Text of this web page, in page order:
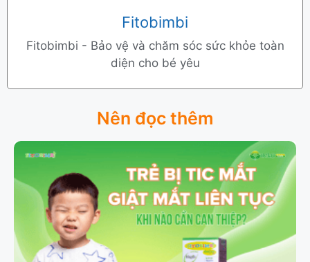
Fitobimbi
Fitobimbi - Bảo vệ và chăm sóc sức khỏe toàn
diện cho bé yêu
Nên đọc thêm